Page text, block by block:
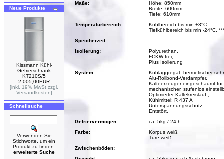
Neue Produkte
Kissmann Kühl-
Gefrierschrank
KT210S/5
2.005,00EUR
[inkl. 19% MwSt zzgl.
Versandkosten]
Schnellsuche
Verwenden Sie
Stichworte, um ein
Produkt zu finden.
erweiterte Suche
Maße:
Höhe: 850mm
Breite: 600mm
Tiefe: 610mm
Temperaturbereich:
Kühlbereich bis min +3°C
Tiefkühlbereich bis min -24°C,
Speicherzeit:
-
Isolierung:
Polyurethan,
FCKW-frei,
Plus Isolierung
System:
Kühlaggregat, hermetischer
Alu-Rollbond-Verdampfer,
Kälteerzeuger eingeschäumt
mechanischer, stufenlos
Optimierter Kältekreislauf ,
Kühlmittel: R 437 A
Unterspannungsschutz,
Entstört.
Gefriervermögen:
ca. 5kg / 24 h
Farbe:
Korpus weiß,
Türe weiß
Zwischenböden: